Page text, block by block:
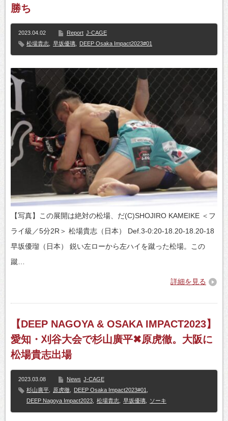
勝ち
2023.04.02 Report J-CAGE
松場貴志
早坂優璃 DEEP Osaka Impact2023#01
【写真】この展開は絶対の松場、だ(C)SHOJIRO KAMEIKE ＜フ
ライ級／5分2R＞ 松場貴志（日本） Def.3-0:20-18.20-18.20-18
早坂優瑠（日本） 鋭い左ローから左ハイを蹴った松場。この
蹴…
詳細を見る
【DEEP NAGOYA & OSAKA IMPACT2023】
愛知・刈谷大会で杉山廣平✖原虎徹。大阪に
松場貴志出場
2023.03.08 News J-CAGE
杉山廣平
原虎徹 DEEP Osaka Impact2023#01
DEEP Nagoya Impact2023
松場貴志 早坂優璃 ソーキ